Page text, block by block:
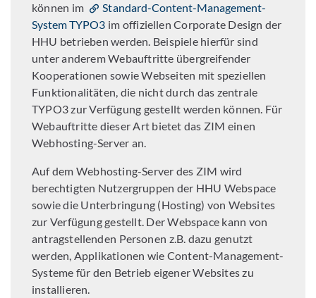
können im
Standard-Content-Management-
System TYPO3 im offiziellen Corporate Design der
HHU betrieben werden. Beispiele hierfür sind
unter anderem Webauftritte übergreifender
Kooperationen sowie Webseiten mit speziellen
Funktionalitäten, die nicht durch das zentrale
TYPO3 zur Verfügung gestellt werden können. Für
Webauftritte dieser Art bietet das ZIM einen
Webhosting-Server an.
Auf dem Webhosting-Server des ZIM wird
berechtigten Nutzergruppen der HHU Webspace
sowie die Unterbringung (Hosting) von Websites
zur Verfügung gestellt. Der Webspace kann von
antragstellenden Personen z.B. dazu genutzt
werden, Applikationen wie Content-Management-
Systeme für den Betrieb eigener Websites zu
installieren.